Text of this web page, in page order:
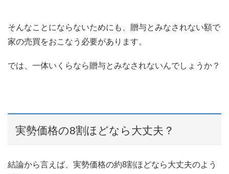
そんなことにならないためにも、贈与とみなされない額で
家の売買をおこなう必要があります。
では、一体いくらなら贈与とみなされないんでしょうか？
実勢価格の8割ほどなら大丈夫？
結論から言えば、実勢価格の約8割ほどなら大丈夫のよう